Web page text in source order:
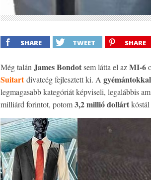
SHARE TWEET SHARE
Még talán James Bondotsem látta el azMI-6
Suitartdivatcég fejlesztett ki. A
legmagasabb kategóriát képviseli, legalábbis
milliárd forintot, potom3,2 millió dollárt